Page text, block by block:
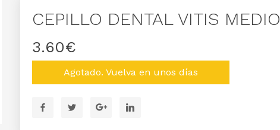
CEPILLO DENTAL VITIS MEDIO
3.60€
Agotado. Vuelva en unos días